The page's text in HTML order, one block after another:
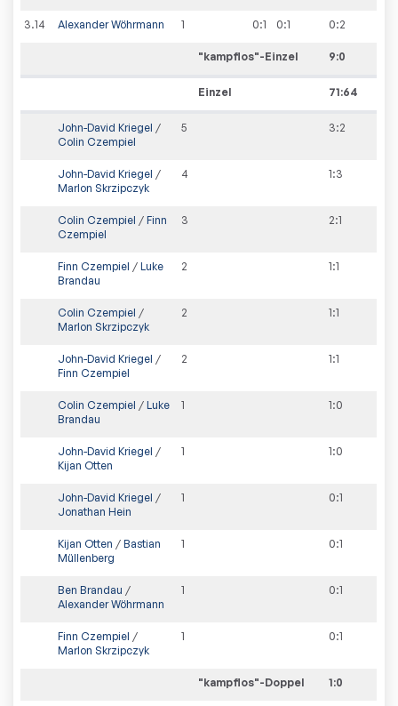
3.14 Alexander Wöhrmann 1 0:1 0:1 0:2
"kampflos"-Einzel 9:0
Einzel 71:64
John-David Kriegel /
Colin Czempiel
5 3:2
John-David Kriegel /
Marlon Skrzipczyk
4 1:3
Colin Czempiel / Finn
Czempiel
3 2:1
Finn Czempiel / Luke
Brandau
2 1:1
Colin Czempiel /
Marlon Skrzipczyk
2 1:1
John-David Kriegel /
Finn Czempiel
2 1:1
Colin Czempiel / Luke
Brandau
1 1:0
John-David Kriegel /
Kijan Otten
1 1:0
John-David Kriegel /
Jonathan Hein
1 0:1
Kijan Otten / Bastian
Müllenberg
1 0:1
Ben Brandau /
Alexander Wöhrmann
1 0:1
Finn Czempiel /
Marlon Skrzipczyk
1 0:1
"kampflos"-Doppel 1:0